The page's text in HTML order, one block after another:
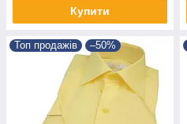
Купити
Топ продажів –50%